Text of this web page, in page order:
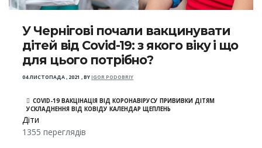
У Чернігові почали вакцинувати
дітей від Covid-19: з якого віку і що
для цього потрібно?
04 ЛИСТОПАДА , 2021 ,BYIGOR PODOBRIY
COVID-19 ВАКЦІНАЦІЯ ВІД КОРОНАВІРУСУ ПРИВИВКИ ДІТЯМ
УСКЛАДНЕННЯ ВІД КОВІДУ КАЛЕНДАР ЩЕПЛЕНЬ
Діти
1355 переглядів